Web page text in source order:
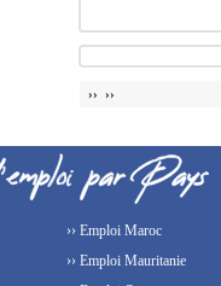
›› ››
›› Emploi Maroc
›› Emploi Mauritanie